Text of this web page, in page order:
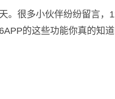
。很多小伙伴纷纷留言，
的这些功能你真的知道